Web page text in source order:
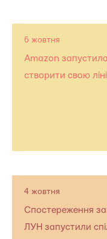
6 жовтня
Amazon
створити свою
4 жовтня
Спостереження за
ЛУН запустили